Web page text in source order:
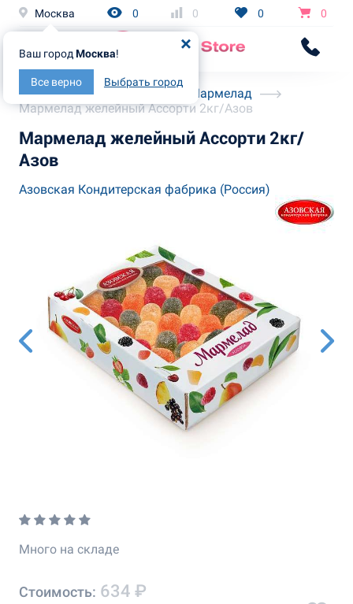
Москва
Ваш город Москва!
Все верно Выбрать город
0 0 0 0
Главная Каталог
Мармелад
Мармелад желейный Ассорти 2кг/Азов
Мармелад желейный Ассорти 2кг/
Азов
Азовская Кондитерская фабрика (Россия)
Много на складе
Стоимость: 634 ₽